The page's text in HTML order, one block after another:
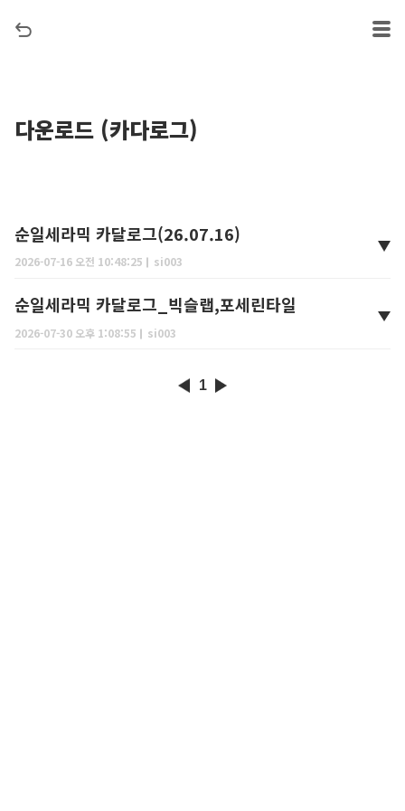
다운로드 (카다로그)
순일세라믹 카달로그(26.07.16)
2026-07-16 오전 10:48:25 si003
순일세라믹 카달로그_빅슬랩,포세린타일
2026-07-30 오후 1:08:55 si003
1